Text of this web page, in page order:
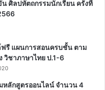
ศิลปหัตถกรรมนักเรียน ครั้งที่
รี แผนการสอนครบชั้น ตาม
วิชาภาษาไทย ป.1-6
หลักสูตรออนไลน์ จำนวน 4